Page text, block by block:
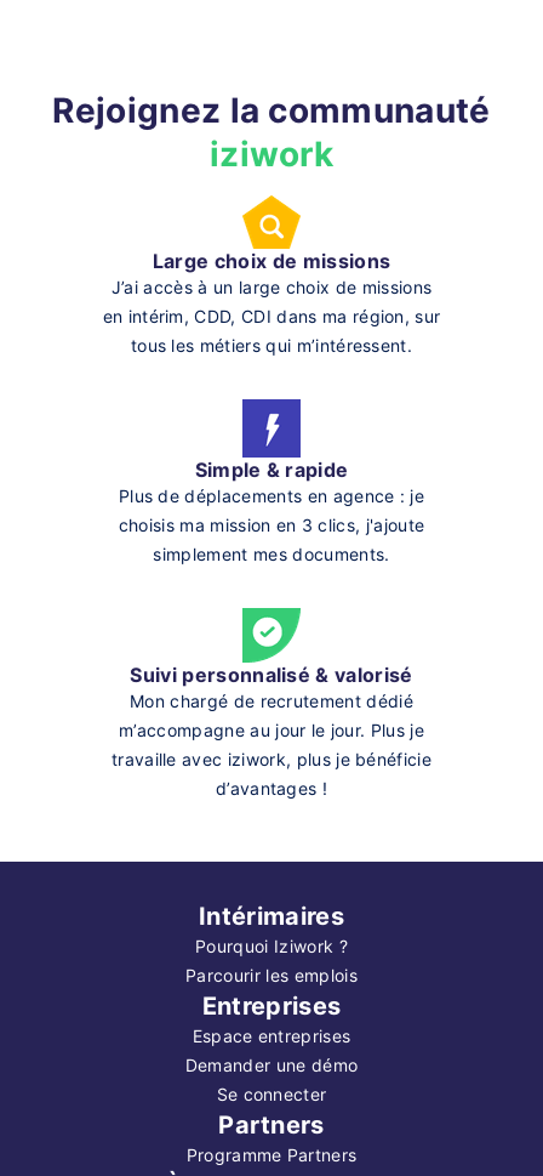
Rejoignez la communauté
iziwork
Large choix de missions
J’ai accès à un large choix de missions
en intérim, CDD, CDI dans ma région, sur
tous les métiers qui m’intéressent.
Simple & rapide
Plus de déplacements en agence : je
choisis ma mission en 3 clics, j'ajoute
simplement mes documents.
Suivi personnalisé & valorisé
Mon chargé de recrutement dédié
m’accompagne au jour le jour. Plus je
travaille avec iziwork, plus je bénéficie
d’avantages !
Intérimaires
Pourquoi Iziwork ?
Parcourir les emplois
Entreprises
Espace entreprises
Demander une démo
Se connecter
Partners
Programme Partners